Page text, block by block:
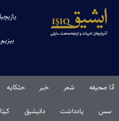
آنا صحیفه شعر خبر حئکایه
سس یادداشت دانیشیق